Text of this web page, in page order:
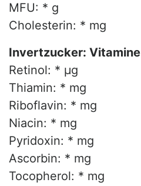
MFU: * g
Cholesterin: * mg
Invertzucker: Vitamine
Retinol: * µg
Thiamin: * mg
Riboflavin: * mg
Niacin: * mg
Pyridoxin: * mg
Ascorbin: * mg
Tocopherol: * mg